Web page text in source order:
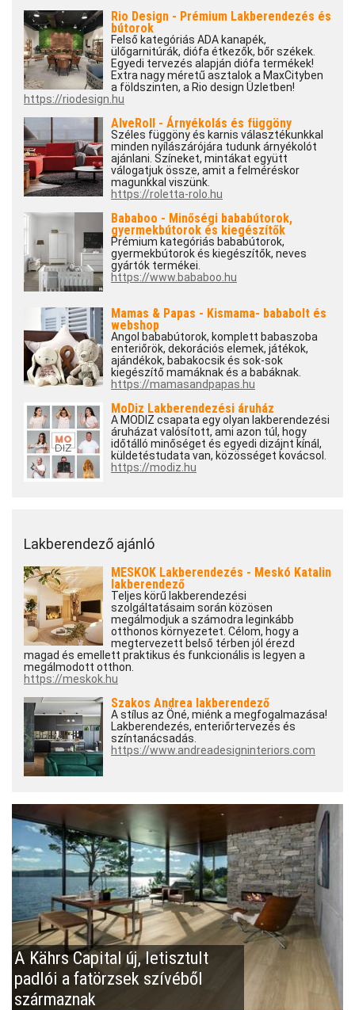
Rio Design - Prémium Lakberendezés és
bútorok
Felső kategóriás ADA kanapék,
ülőgarnitúrák, diófa étkezők, bőr székek.
Egyedi tervezés alapján diófa termékek!
Extra nagy méretű asztalok a MaxCityben
a földszinten, a Rio design Üzletben!
https://riodesign.hu
AlveRoll - Árnyékolás és függöny
Széles függöny és karnis választékunkkal
minden nyílászárójára tudunk árnyékolót
ajánlani. Színeket, mintákat együtt
válogatjuk össze, amit a felméréskor
magunkkal viszünk.
https://roletta-rolo.hu
Bababoo - Minőségi bababútorok,
gyermekbútorok és kiegészítők
Prémium kategóriás bababútorok,
gyermekbútorok és kiegészítők, neves
gyártók termékei.
https://www.bababoo.hu
Mamas & Papas - Kismama- bababolt és
webshop
Angol bababútorok, komplett babaszoba
enteriőrök, dekorációs elemek, játékok,
ajándékok, babakocsik és sok-sok
kiegészítő mamáknak és a babáknak.
https://mamasandpapas.hu
MoDiz Lakberendezési áruház
A MODIZ csapata egy olyan lakberendezési
áruházat valósított, ami azon túl, hogy
időtálló minőséget és egyedi dizájnt kínál,
küldetéstudata van, közösséget kovácsol.
https://modiz.hu
Lakberendező ajánló
MESKOK Lakberendezés - Meskó Katalin
lakberendező
Teljes körű lakberendezési
szolgáltatásaim során közösen
megálmodjuk a számodra leginkább
otthonos környezetet. Célom, hogy a
megtervezett belső térben jól érezd
magad és emellett praktikus és funkcionális is legyen a
megálmodott otthon.
https://meskok.hu
Szakos Andrea lakberendező
A stílus az Öné, miénk a megfogalmazása!
Lakberendezés, enteriőrtervezés és
színtanácsadás.
https://www.andreadesigninteriors.com
A Kährs Capital új, letisztult
padlói a fatörzsek szívéből
származnak